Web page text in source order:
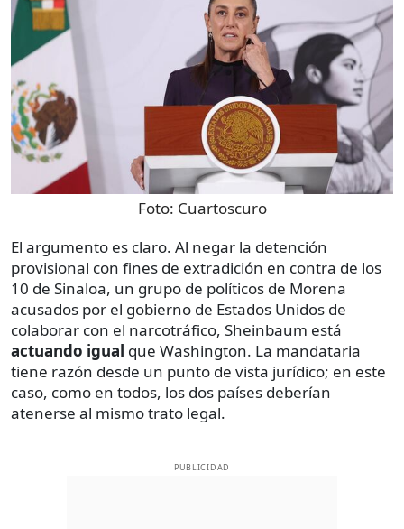
Foto: Cuartoscuro
El argumento es claro. Al negar la detención
provisional con fines de extradición en contra de los
10 de Sinaloa, un grupo de políticos de Morena
acusados por el gobierno de Estados Unidos de
colaborar con el narcotráfico, Sheinbaum está
actuando igual que Washington. La mandataria
tiene razón desde un punto de vista jurídico; en este
caso, como en todos, los dos países deberían
atenerse al mismo trato legal.
PUBLICIDAD